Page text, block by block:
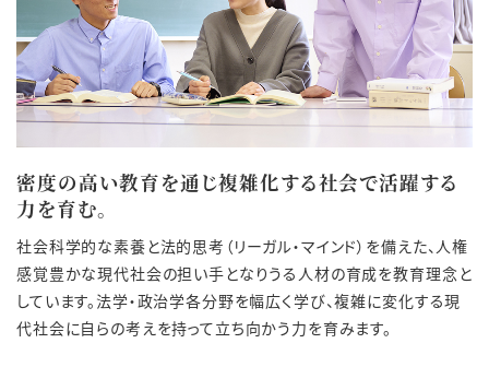
密度の高い教育を通じ複雑化する社会で活躍する
力を育む。
社会科学的な素養と法的思考（リーガル・マインド）を備えた、人権
感覚豊かな現代社会の担い手となりうる人材の育成を教育理念と
しています。法学・政治学各分野を幅広く学び、複雑に変化する現
代社会に自らの考えを持って立ち向かう力を育みます。